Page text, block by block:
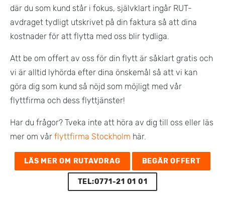
där du som kund står i fokus, självklart ingår RUT-
avdraget tydligt utskrivet på din faktura så att dina
kostnader för att flytta med oss blir tydliga.
Att be om offert av oss för din flytt är såklart gratis och
vi är alltid lyhörda efter dina önskemål så att vi kan
göra dig som kund så nöjd som möjligt med vår
flyttfirma och dess flyttjänster!
Har du frågor? Tveka inte att höra av dig till oss eller läs
mer om vår flyttfirma Stockholm här.
LÄS MER OM RUTAVDRAG BEGÄR OFFERT
TEL:0771-21 01 01